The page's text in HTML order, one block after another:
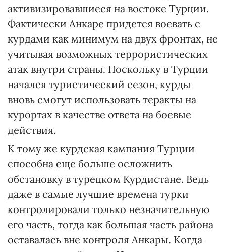
активизировавшиеся на востоке Турции.
Фактически Анкаре придется воевать с
курдами как минимум на двух фронтах, не
учитывая возможных террористических
атак внутри страны. Поскольку в Турции
начался туристический сезон, курды
вновь смогут использовать теракты на
курортах в качестве ответа на боевые
действия.
К тому же курдская кампания Турции
способна еще больше осложнить
обстановку в турецком Курдистане. Ведь
даже в самые лучшие времена турки
контролировали только незначительную
его часть, тогда как большая часть района
оставалась вне контроля Анкары. Когда